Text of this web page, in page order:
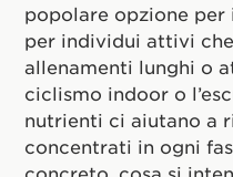
popolare opzione
per individui attivi
allenamenti lunghi o
ciclismo indoor o
nutrienti ci aiutano a
concentrati in ogni
concreto, cosa si